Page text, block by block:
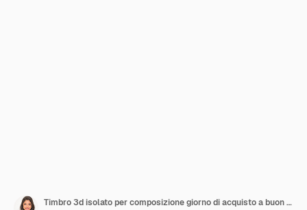
Timbro 3d isolato per composizione giorno di acquisto a buon mercato